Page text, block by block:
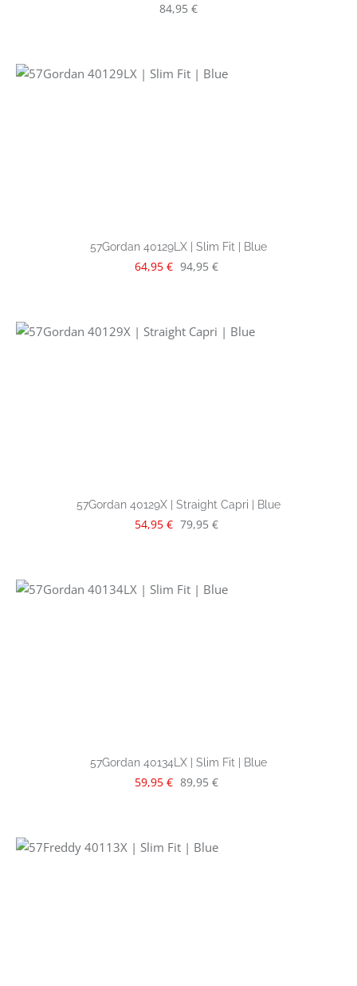
Regulärer Preis:
84,95 €
57Gordan 40129LX | Slim Fit | Blue
Verkaufspreis:
64,95 € Regulärer Preis:
94,95 €
57Gordan 40129X | Straight Capri | Blue
Verkaufspreis:
54,95 € Regulärer Preis:
79,95 €
57Gordan 40134LX | Slim Fit | Blue
Verkaufspreis:
59,95 € Regulärer Preis:
89,95 €